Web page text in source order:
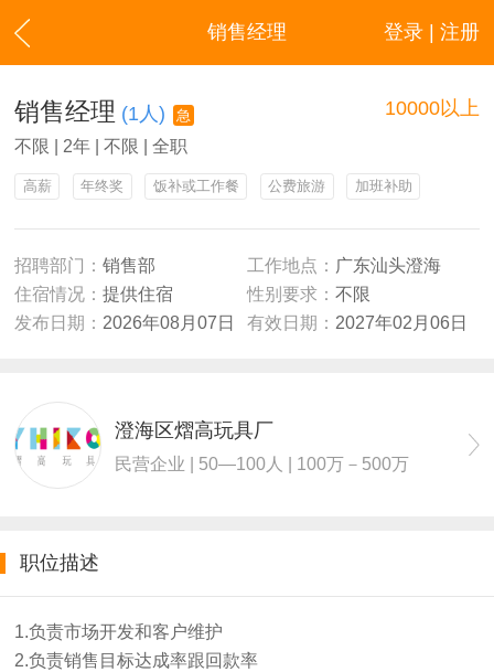
登录 | 注册
销售经理
销售经理 (1人) 急 10000以上
不限 | 2年 | 不限 | 全职
高薪 年终奖 饭补或工作餐 公费旅游 加班补助
招聘部门： 销售部 工作地点： 广东汕头澄海
住宿情况： 提供住宿 性别要求： 不限
发布日期： 2026年08月07日 有效日期： 2027年02月06日
澄海区熠高玩具厂
民营企业 | 50—100人 | 100万－500万
职位描述
1.负责市场开发和客户维护
2.负责销售目标达成率跟回款率